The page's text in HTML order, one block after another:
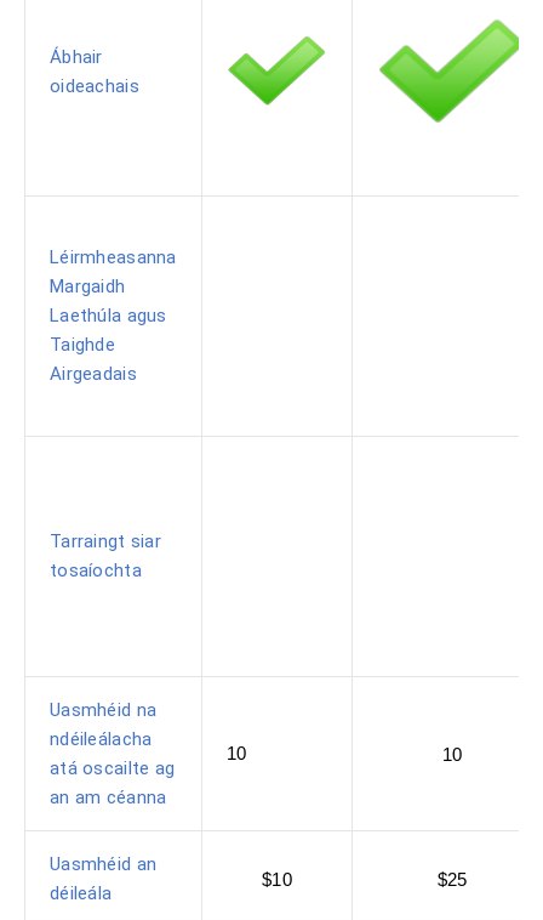
Ábhair
oideachais
Léirmheasanna
Margaidh
Laethúla agus
Taighde
Airgeadais
Tarraingt siar
tosaíochta
Uasmhéid na
ndéileálacha
atá oscailte ag
an am céanna
10 10
Uasmhéid an
déileála
$10 $25